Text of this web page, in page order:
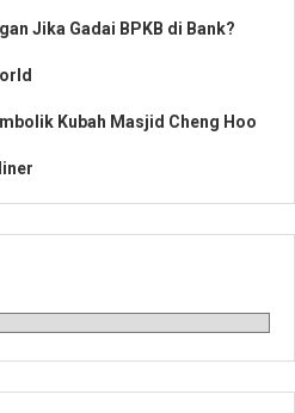
Jika Gadai BPKB di Bank?
Kubah Masjid Cheng Hoo